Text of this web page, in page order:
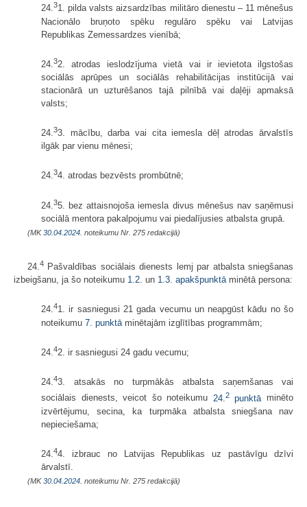
24.31. pilda valsts aizsardzības militāro dienestu – 11 mēnešus
Nacionālo bruņoto spēku regulāro spēku vai Latvijas
Republikas Zemessardzes vienībā;
24.32. atrodas ieslodzījuma vietā vai ir ievietota ilgstošas
sociālās aprūpes un sociālās rehabilitācijas institūcijā vai
stacionārā un uzturēšanos tajā pilnībā vai daļēji apmaksā
valsts;
24.33. mācību, darba vai cita iemesla dēļ atrodas ārvalstīs
ilgāk par vienu mēnesi;
24.34. atrodas bezvēsts prombūtnē;
24.35. bez attaisnojoša iemesla divus mēnešus nav saņēmusi
sociālā mentora pakalpojumu vai piedalījusies atbalsta grupā.
(MK30.04.2024. noteikumu Nr. 275 redakcijā)
24.4 Pašvaldības sociālais dienests lemj par atbalsta sniegšanas
izbeigšanu, ja šo noteikumu 1.2. un 1.3. apakšpunktāminētā persona:
24.41. ir sasniegusi 21 gada vecumu un neapgūst kādu no šo
noteikumu 7. punktā minētajām izglītības programmām;
24.42. ir sasniegusi 24 gadu vecumu;
24.43. atsakās no turpmākās atbalsta saņemšanas vai
sociālais dienests, veicot šo noteikumu 24. 2punktā minēto
izvērtējumu, secina, ka turpmāka atbalsta sniegšana nav
nepieciešama;
24.44. izbrauc no Latvijas Republikas uz pastāvīgu dzīvi
ārvalstī.
(MK30.04.2024. noteikumu Nr. 275 redakcijā)